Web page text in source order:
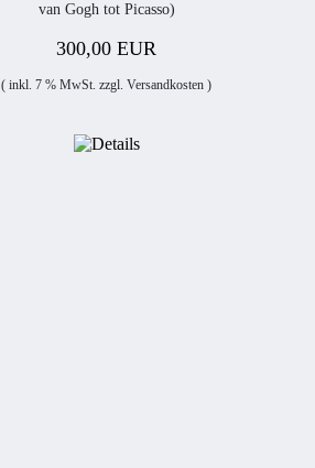
van Gogh tot Picasso)
300,00 EUR
( inkl. 7 % MwSt. zzgl.Versandkosten )